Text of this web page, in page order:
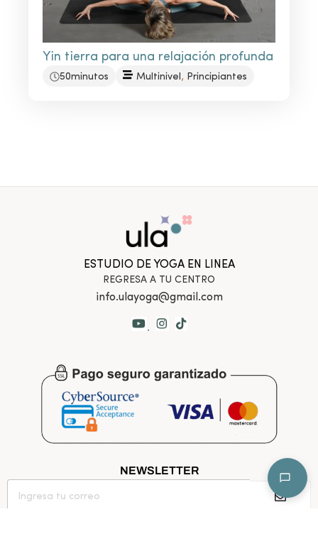
Yin tierra para una relajación profunda
50minutos Multinivel, Principiantes
ESTUDIO DE YOGA EN LINEA
REGRESA A TU CENTRO
info.ulayoga@gmail.com
.
NEWSLETTER